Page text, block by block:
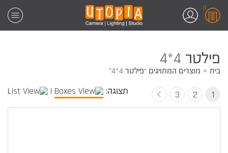
0
פילטר 4*4
בית מוצרים המתויגים “פילטר 4*4”
1
2
3 תצוגה: |